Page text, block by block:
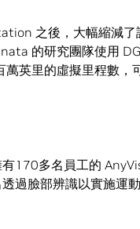
之後，大幅縮減
的研究團隊使用
英里的虛擬里程數，
170多名員工的
過臉部辨識以實施運